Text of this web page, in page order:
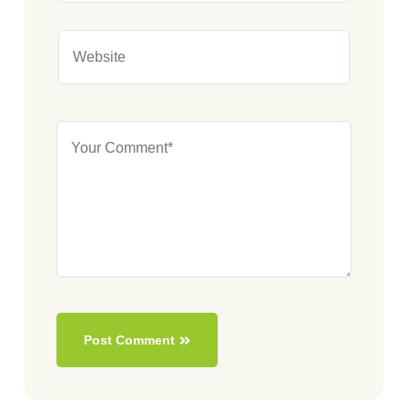
Post Comment